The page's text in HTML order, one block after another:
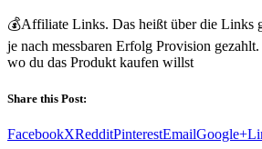
💰Affiliate Links. Das heißt über die Links
je nach messbaren Erfolg Provision
wo du das Produkt kaufen willst
Share this Post:
FacebookXRedditPinterestEmailGoogle+